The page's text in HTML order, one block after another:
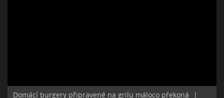
Domácí burgery připravené na grilu máloco překoná
|